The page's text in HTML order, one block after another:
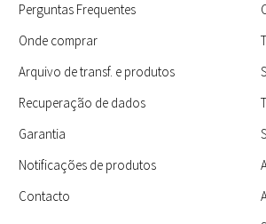
Perguntas Frequentes
Onde comprar
Arquivo de transf. e produtos
Recuperação de dados
Garantia
Notificações de produtos
Contacto